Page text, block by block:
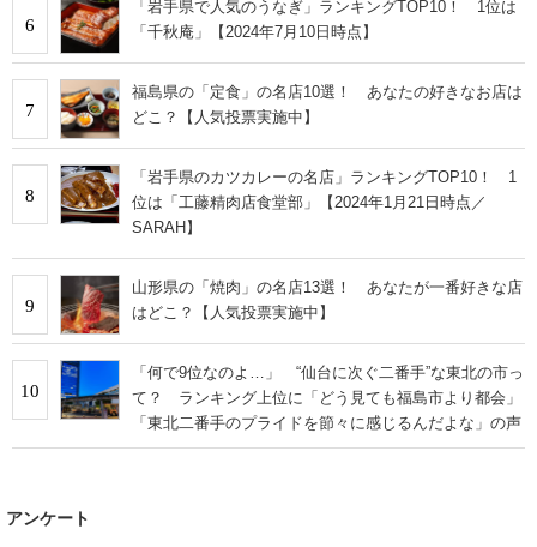
6
「岩手県で人気のうなぎ」ランキングTOP10！ 1位は
「千秋庵」【2024年7月10日時点】
7
福島県の「定食」の名店10選！ あなたの好きなお店は
どこ？【人気投票実施中】
8
「岩手県のカツカレーの名店」ランキングTOP10！ 1
位は「工藤精肉店食堂部」【2024年1月21日時点／
SARAH】
9
山形県の「焼肉」の名店13選！ あなたが一番好きな店
はどこ？【人気投票実施中】
10
「何で9位なのよ…」 “仙台に次ぐ二番手”な東北の市っ
て？ ランキング上位に「どう見ても福島市より都会」
「東北二番手のプライドを節々に感じるんだよな」の声
アンケート